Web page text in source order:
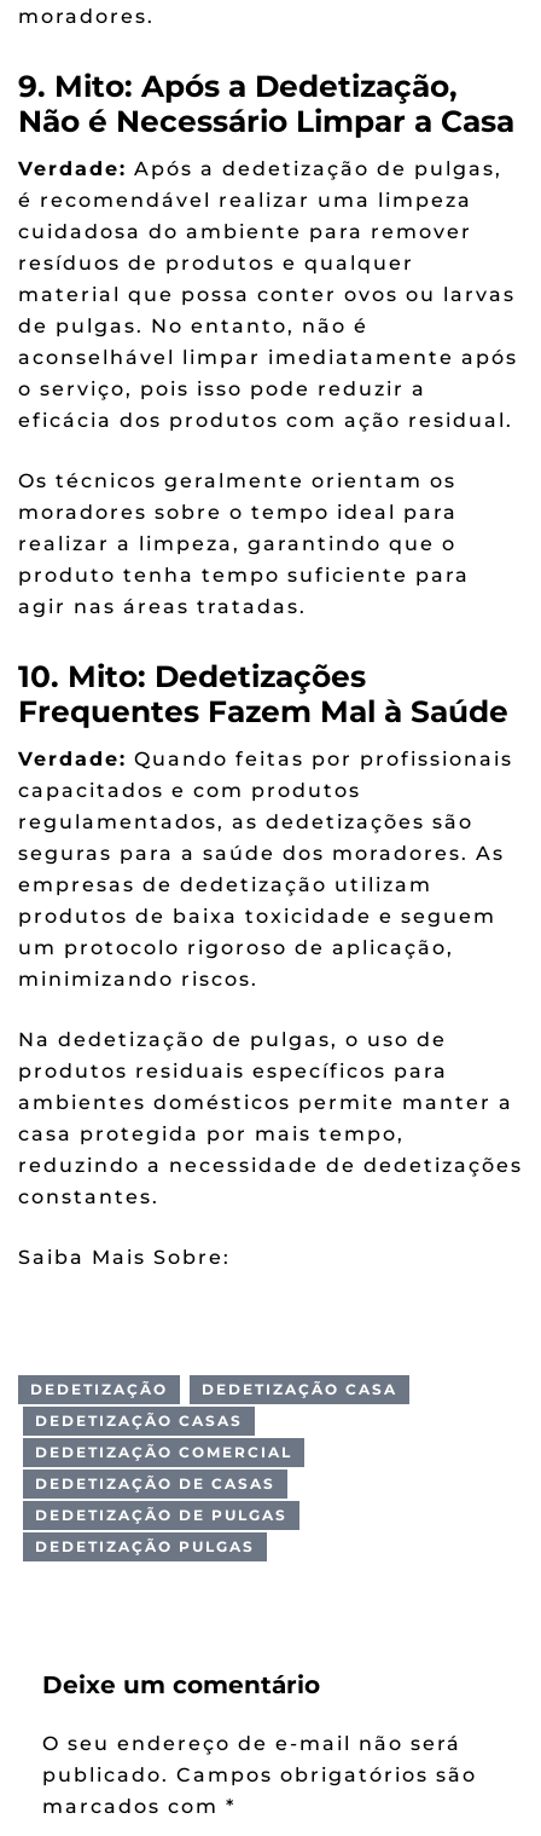
moradores.
9. Mito: Após a Dedetização,
Não é Necessário Limpar a Casa
Verdade: Após a dedetização de pulgas,
é recomendável realizar uma limpeza
cuidadosa do ambiente para remover
resíduos de produtos e qualquer
material que possa conter ovos ou larvas
de pulgas. No entanto, não é
aconselhável limpar imediatamente após
o serviço, pois isso pode reduzir a
eficácia dos produtos com ação residual.
Os técnicos geralmente orientam os
moradores sobre o tempo ideal para
realizar a limpeza, garantindo que o
produto tenha tempo suficiente para
agir nas áreas tratadas.
10. Mito: Dedetizações
Frequentes Fazem Mal à Saúde
Verdade: Quando feitas por profissionais
capacitados e com produtos
regulamentados, as dedetizações são
seguras para a saúde dos moradores. As
empresas de dedetização utilizam
produtos de baixa toxicidade e seguem
um protocolo rigoroso de aplicação,
minimizando riscos.
Na dedetização de pulgas, o uso de
produtos residuais específicos para
ambientes domésticos permite manter a
casa protegida por mais tempo,
reduzindo a necessidade de dedetizações
constantes.
Saiba Mais Sobre:
DEDETIZAÇÃO
DEDETIZAÇÃO CASA
DEDETIZAÇÃO CASAS
DEDETIZAÇÃO COMERCIAL
DEDETIZAÇÃO DE CASAS
DEDETIZAÇÃO DE PULGAS
DEDETIZAÇÃO PULGAS
Deixe um comentário
O seu endereço de e-mail não será
publicado. Campos obrigatórios são
marcados com *